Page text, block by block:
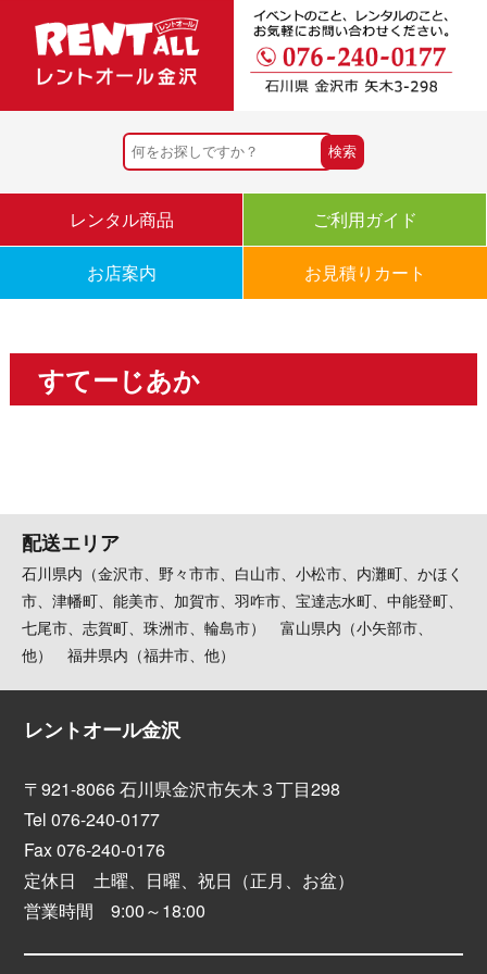
レンタル商品 ご利用ガイド
お店案内 お見積りカート
すてーじあか
配送エリア
石川県内（金沢市、野々市市、白山市、小松市、内灘町、かほく
市、津幡町、能美市、加賀市、羽咋市、宝達志水町、中能登町、
七尾市、志賀町、珠洲市、輪島市） 富山県内（小矢部市、
他） 福井県内（福井市、他）
レントオール金沢
〒921-8066 石川県金沢市矢木３丁目298
Tel 076-240-0177
Fax 076-240-0176
定休日 土曜、日曜、祝日（正月、お盆）
営業時間 9:00～18:00